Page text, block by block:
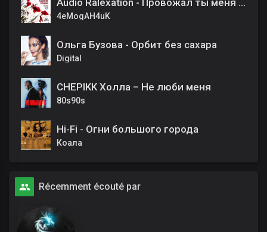
Audio Ralexation - Провожал ты меня из тенистого сада (AI cover)
4eMogAH4uK
Ольга Бузова - Орбит без сахара
Digital
CHEPIKK Холла – Не люби меня
80s90s
Hi-Fi - Огни большого города
Коала
Récemment écouté par